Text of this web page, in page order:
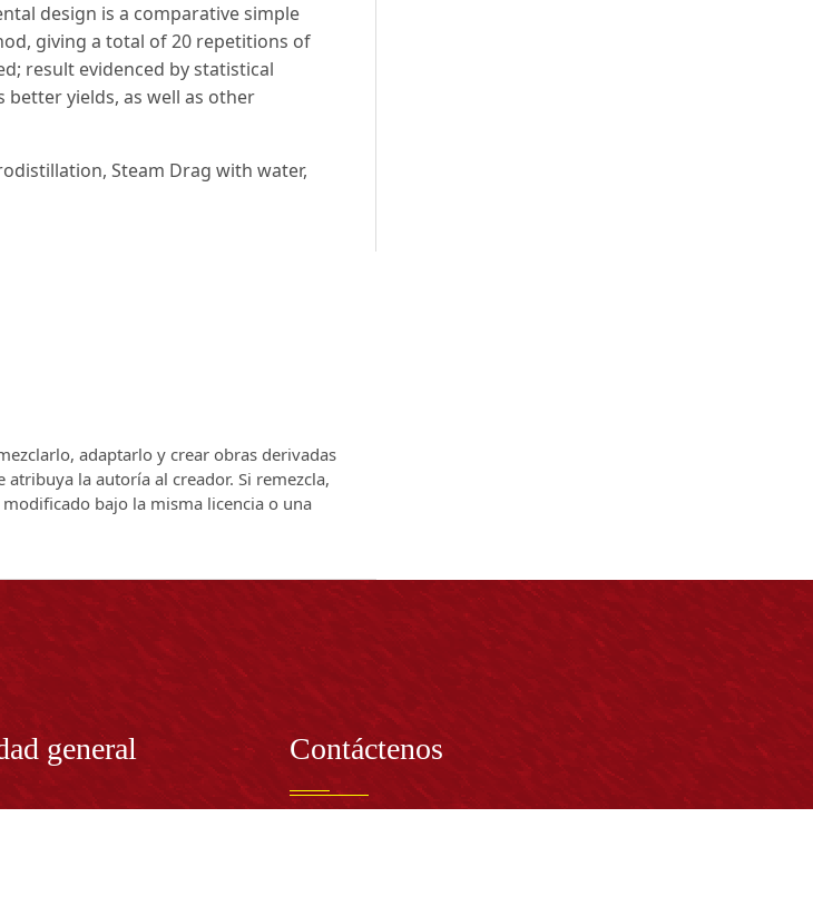
design is a comparative simple
giving a total of 20 repetitions of
result evidenced by statistical
yields, as well as other
Steam Drag with water,
adaptarlo y crear obras derivadas
la autoría al creador. Si remezcla,
bajo la misma licencia o una
general Contáctenos